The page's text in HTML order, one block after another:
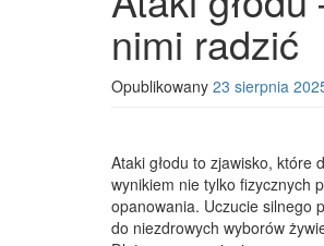
nimi radzić
Opublikowany 23 sierpnia
Ataki głodu to zjawisko, które
wynikiem nie tylko fizycznych
opanowania. Uczucie silnego
do niezdrowych wyborów